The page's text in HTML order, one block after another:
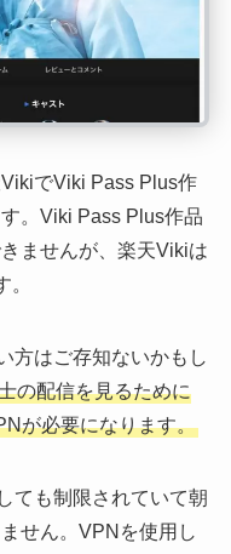
でViki Pass Plus作
。Viki Pass Plus作品
ませんが、楽天Vikiは
方はご存知ないかもし
の配信を見るために
が必要になります。
ても制限されていて朝
せん。VPNを使用し